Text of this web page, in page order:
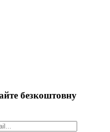
безкоштовну